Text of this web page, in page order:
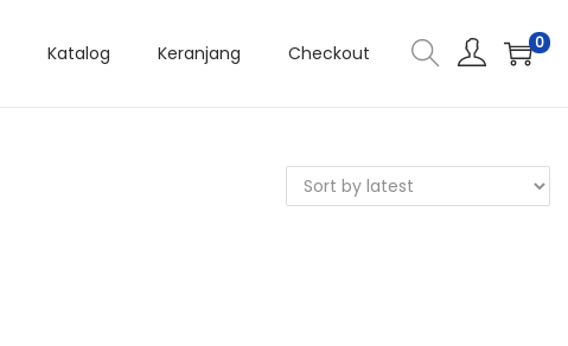
Katalog Keranjang Checkout 0